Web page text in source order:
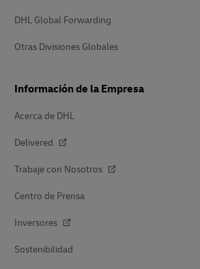
DHL Global Forwarding
Otras Divisiones Globales
Información de la Empresa
Acerca de DHL
Delivered
Trabaje con Nosotros
Centro de Prensa
Inversores
Sostenibilidad